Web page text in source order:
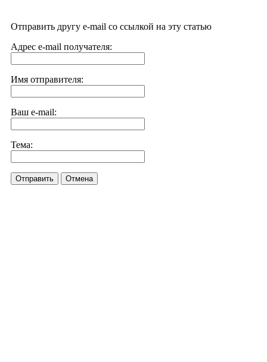
Отправить другу e-mail со ссылкой на эту статью
Адрес e-mail получателя:
Имя отправителя:
Ваш e-mail:
Тема:
Отправить Отмена